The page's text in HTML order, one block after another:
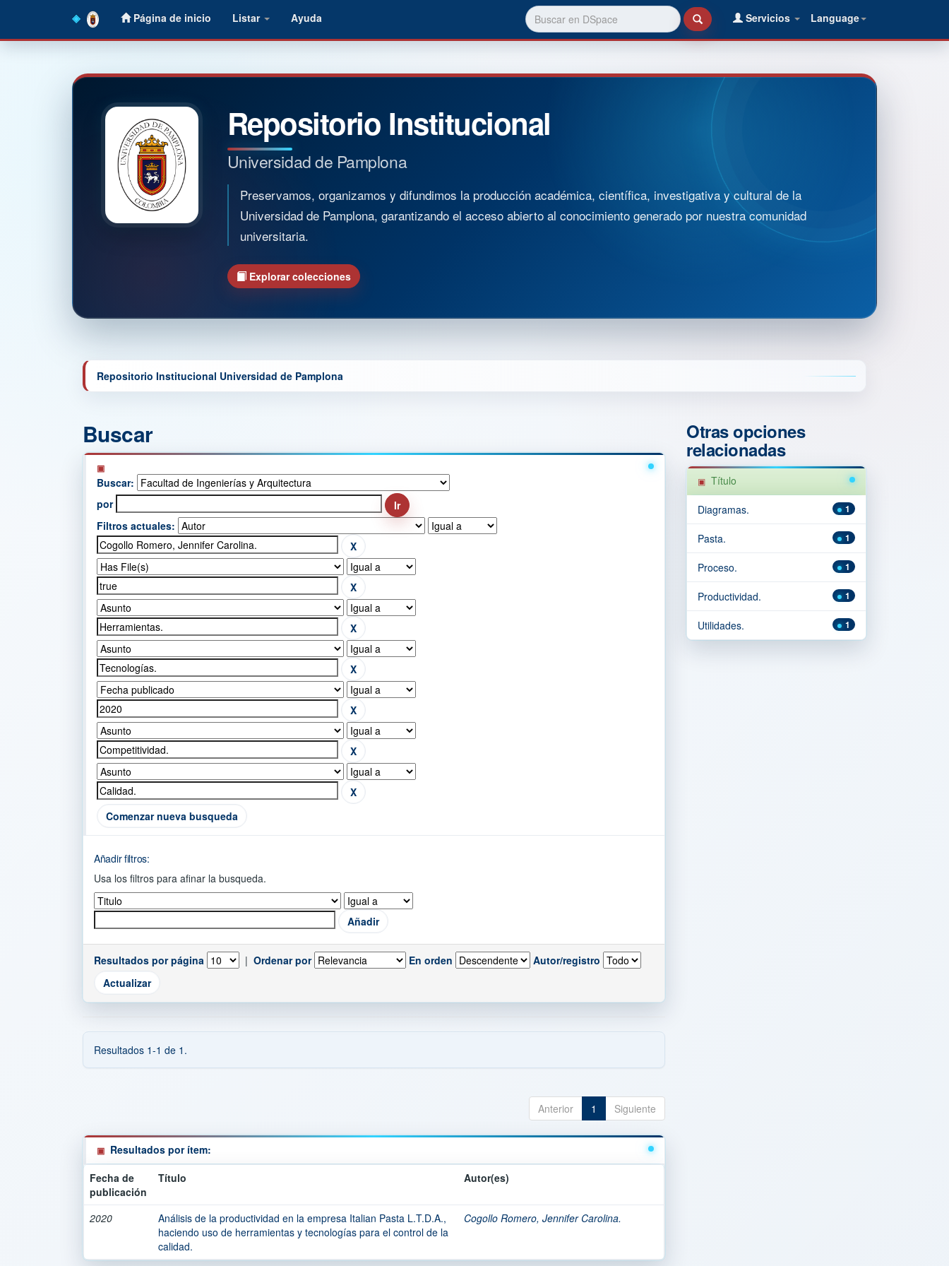
Página de inicio Listar Ayuda Language
Servicios
Repositorio Institucional
Universidad de Pamplona
Preservamos, organizamos y difundimos la producción académica, científica, investigativa y cultural de la
Universidad de Pamplona, garantizando el acceso abierto al conocimiento generado por nuestra comunidad
universitaria.
Explorar colecciones
Repositorio Institucional Universidad de Pamplona
Buscar
Buscar:
por
Filtros actuales:
Comenzar nueva busqueda
Añadir filtros:
Usa los filtros para afinar la busqueda.
Resultados por página | Ordenar por En orden Autor/registro
Resultados 1-1 de 1.
Anterior 1 Siguiente
Resultados por ítem:
Fecha de
publicación
Título Autor(es)
2020
Análisis de la productividad en la empresa Italian Pasta L.T.D.A.,
haciendo uso de herramientas y tecnologías para el control de la
calidad.
Cogollo Romero, Jennifer Carolina.
Otras opciones
relacionadas
Título
1
Diagramas.
1
Pasta.
1
Proceso.
1
Productividad.
1
Utilidades.